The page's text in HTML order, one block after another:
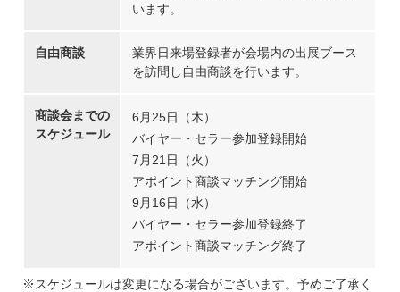
います。
自由商談
業界日来場登録者が会場内の出展ブース
を訪問し自由商談を行います。
商談会までの
スケジュール
6月25日（木）
バイヤー・セラー参加登録開始
7月21日（火）
アポイント商談マッチング開始
9月16日（水）
バイヤー・セラー参加登録終了
アポイント商談マッチング終了
※スケジュールは変更になる場合がございます。予めご了承く